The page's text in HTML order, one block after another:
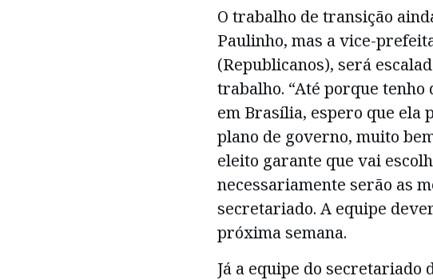
O trabalho de transição
Paulinho, mas a vice-
(Republicanos), será
trabalho. “Até porque
em Brasília, espero que ela
plano de governo, muito
eleito garante que vai
necessariamente serão as
secretariado. A equipe
próxima semana.
Já a equipe do secretariado